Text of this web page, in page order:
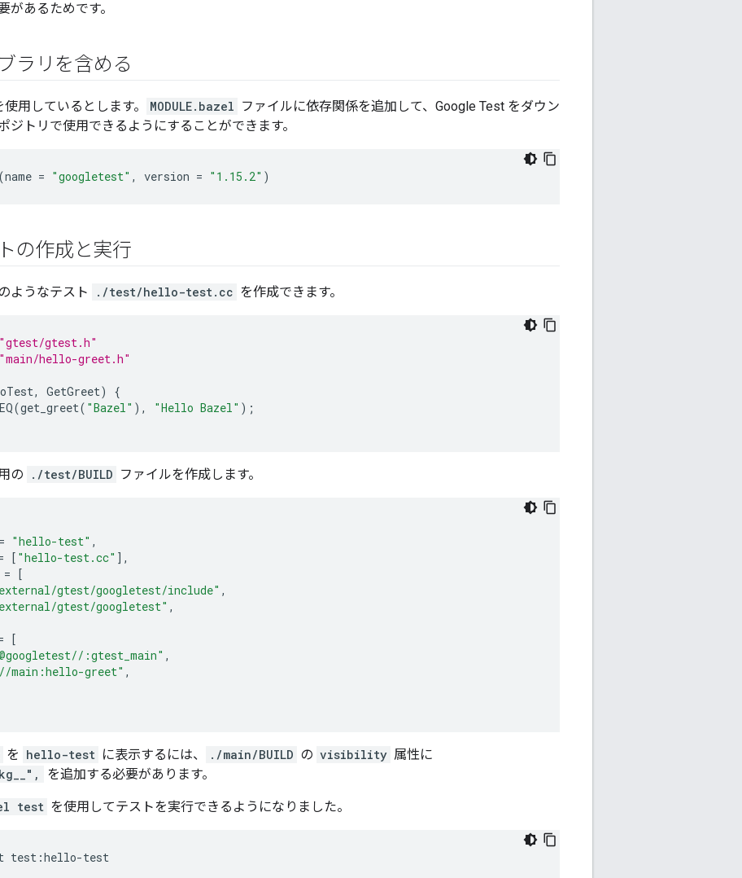
があるためです。
ラリを含める
使用しているとします。 MODULE.bazel ファイルに依存関係を追加して、Google Test をダウン
ジトリで使用できるようにすることができます。
(name = "googletest" , version = "1.15.2" )
の作成と実行
ようなテスト ./test/hello-test.cc を作成できます。
"gtest/gtest.h"
"main/hello-greet.h"
, GetGreet)
{
(get_greet( "Bazel" ), "Hello Bazel" );
の ./test/BUILD ファイルを作成します。
= "hello-test" ,
[ "hello-test.cc" ],
= [
gtest/googletest/include" ,
gtest/googletest" ,
[
:gtest_main" ,
main:hello-greet" ,
を hello-test に表示するには、 ./main/BUILD の visibility 属性に
を追加する必要があります。
test を使用してテストを実行できるようになりました。
test :hello-test